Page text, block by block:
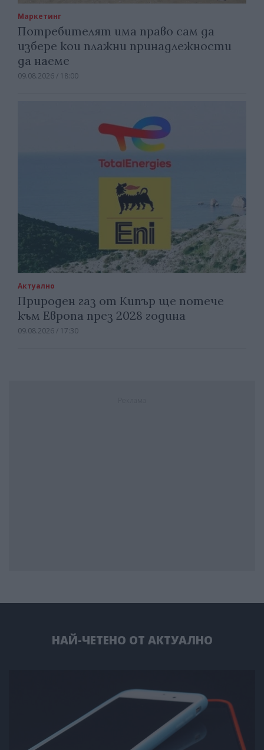
Маркетинг
Потребителят има право сам да
избере кои плажни принадлежности
да наеме
09.08.2026 / 18:00
Актуално
Природен газ от Кипър ще потече
към Европа през 2028 година
09.08.2026 / 17:30
НАЙ-ЧЕТЕНО ОТ АКТУАЛНО